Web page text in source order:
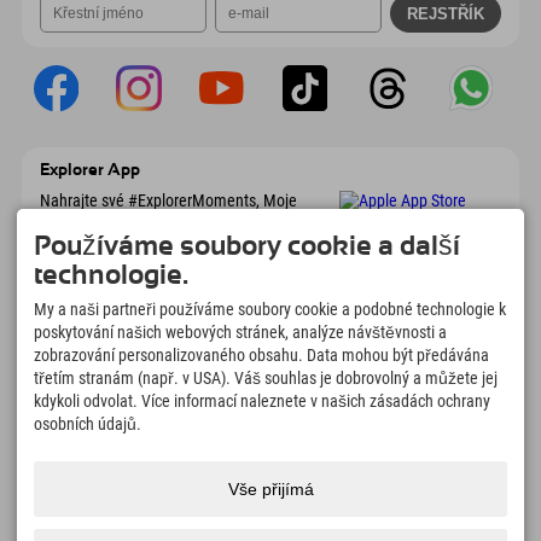
Explorer App
Nahrajte své #ExplorerMoments, Moje
seznamem míst, která chcete navštívit,
přehledem restaurací a mnoha dalšími
věcmi. Stáhněte si hned!
Čas na chvilky objevitelů
166
Horská jezera a
dobrodružné bazény
4.634km
Sjezdovky pro lyžování a
Stezky pro pěší turistiku a
Používáme soubory cookie a další
technologie.
My a naši partneři používáme soubory cookie a podobné technologie k
poskytování našich webových stránek, analýze návštěvnosti a
zobrazování personalizovaného obsahu. Data mohou být předávána
třetím stranám (např. v USA). Váš souhlas je dobrovolný a můžete jej
kdykoli odvolat. Více informací naleznete v našich zásadách ochrany
osobních údajů.
Vše přijímá